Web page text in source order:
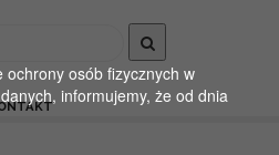
osób fizycznych w
informujemy, że od dnia